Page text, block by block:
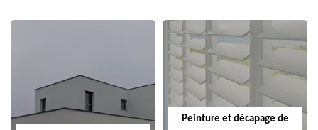
Peinture et décapage de